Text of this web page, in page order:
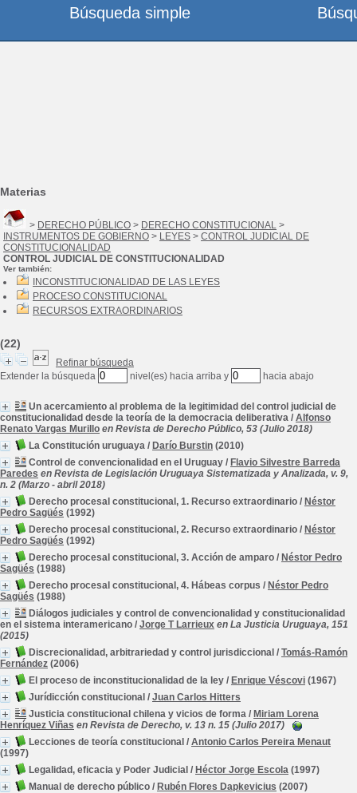
Materias
> DERECHO PÚBLICO > DERECHO CONSTITUCIONAL >
INSTRUMENTOS DE GOBIERNO > LEYES > CONTROL JUDICIAL DE
CONSTITUCIONALIDAD
CONTROL JUDICIAL DE CONSTITUCIONALIDAD
Ver también:
INCONSTITUCIONALIDAD DE LAS LEYES
PROCESO CONSTITUCIONAL
RECURSOS EXTRAORDINARIOS
(22)
Refinar búsqueda
Extender la búsqueda
nivel(es) hacia arriba y hacia abajo
Un acercamiento al problema de la legitimidad del control judicial de
constitucionalidad desde la teoría de la democracia deliberativa / Alfonso
Renato Vargas Murillo en Revista de Derecho Público, 53 (Julio 2018)
La Constitución uruguaya / Darío Burstin (2010)
Control de convencionalidad en el Uruguay / Flavio Silvestre Barreda
Paredes en Revista de Legislación Uruguaya Sistematizada y Analizada, v. 9,
n. 2 (Marzo - abril 2018)
Derecho procesal constitucional, 1. Recurso extraordinario / Néstor
Pedro Sagüés (1992)
Derecho procesal constitucional, 2. Recurso extraordinario / Néstor
Pedro Sagüés (1992)
Derecho procesal constitucional, 3. Acción de amparo / Néstor Pedro
Sagüés (1988)
Derecho procesal constitucional, 4. Hábeas corpus / Néstor Pedro
Sagüés (1988)
Diálogos judiciales y control de convencionalidad y constitucionalidad
en el sistema interamericano / Jorge T Larrieux en La Justicia Uruguaya, 151
(2015)
Discrecionalidad, arbitrariedad y control jurisdiccional / Tomás-Ramón
Fernández (2006)
El proceso de inconstitucionalidad de la ley / Enrique Véscovi (1967)
Jurídicción constitucional / Juan Carlos Hitters
Justicia constitucional chilena y vicios de forma / Miriam Lorena
Henríquez Viñas en Revista de Derecho, v. 13 n. 15 (Julio 2017)
Lecciones de teoría constitucional / Antonio Carlos Pereira Menaut
(1997)
Legalidad, eficacia y Poder Judicial / Héctor Jorge Escola (1997)
Manual de derecho público / Rubén Flores Dapkevicius (2007)
Búsqueda simple